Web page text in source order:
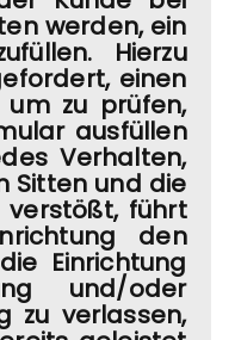
werden, ein
Hierzu
einen
um zu prüfen,
ausfüllen
Verhalten,
Sitten und die
verstößt, führt
den
Einrichtung
und/oder
zu verlassen,